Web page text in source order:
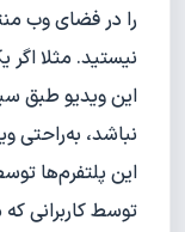
را در فضای وب
نیستید. مثلا اگر
این ویدیو طبق
نباشد، به‌راحتی
این پلتفرم‌ها
توسط کاربرانی